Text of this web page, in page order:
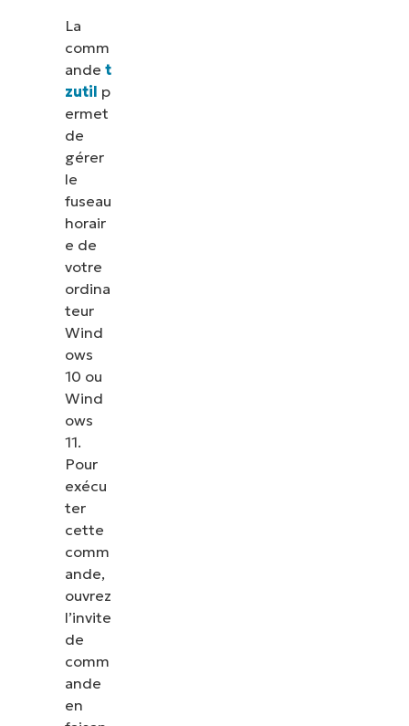
La
comm
andet
zutil p
ermet
de
gérer
le
fuseau
horair
e de
votre
ordina
teur
Wind
ows
10 ou
Wind
ows
11.
Pour
exécu
ter
cette
comm
ande,
ouvrez
l’invite
de
comm
ande
en